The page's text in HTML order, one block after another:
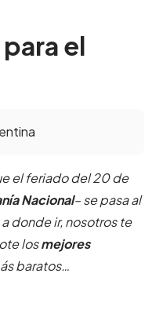
el
el feriado del 20 de
Nacional– se pasa al
donde ir, nosotros te
losmejores
baratos…